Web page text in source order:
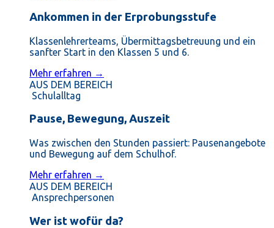
Ankommen in der Erprobungsstufe
Klassenlehrerteams, Übermittagsbetreuung und ein
sanfter Start in den Klassen 5 und 6.
Mehr erfahren →
AUS DEM BEREICH
Schulalltag
Pause, Bewegung, Auszeit
Was zwischen den Stunden passiert: Pausenangebote
und Bewegung auf dem Schulhof.
Mehr erfahren →
AUS DEM BEREICH
Ansprechpersonen
Wer ist wofür da?